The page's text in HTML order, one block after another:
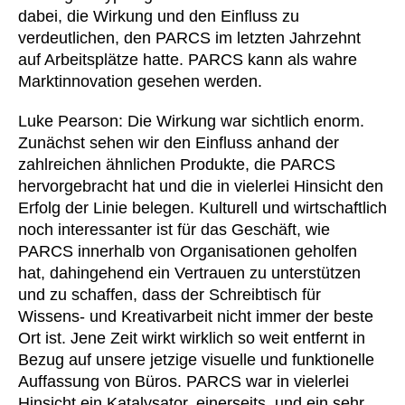
Kasachstan(KZ)
Kenia(KE)
Kroatien (HR)
Lettland(LV)
Liechtenstein (LI)
Litauen (LT)
Luxemburg(LU)
Malaysia(MY)
Marokko(MA)
Mauretanien
Neuseeland(NZ)
Niederlande(NL)
Nigeria (NG)
Nordirland (UK)(GB)
dabei, die Wirkung und den Einfluss zu
verdeutlichen, den PARCS im letzten Jahrzehnt
auf Arbeitsplätze hatte. PARCS kann als wahre
Marktinnovation gesehen werden.
Luke Pearson: Die Wirkung war sichtlich enorm.
Zunächst sehen wir den Einfluss anhand der
zahlreichen ähnlichen Produkte, die PARCS
hervorgebracht hat und die in vielerlei Hinsicht den
Erfolg der Linie belegen. Kulturell und wirtschaftlich
noch interessanter ist für das Geschäft, wie
PARCS innerhalb von Organisationen geholfen
hat, dahingehend ein Vertrauen zu unterstützen
und zu schaffen, dass der Schreibtisch für
Wissens- und Kreativarbeit nicht immer der beste
Ort ist. Jene Zeit wirkt wirklich so weit entfernt in
Bezug auf unsere jetzige visuelle und funktionelle
Auffassung von Büros. PARCS war in vielerlei